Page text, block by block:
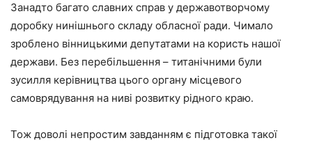
Занадто багато славних справ у державотворчому
доробку нинішнього складу обласної ради. Чимало
зроблено вінницькими депутатами на користь нашої
держави. Без перебільшення – титанічними були
зусилля керівництва цього органу місцевого
самоврядування на ниві розвитку рідного краю.
Тож доволі непростим завданням є підготовка такої